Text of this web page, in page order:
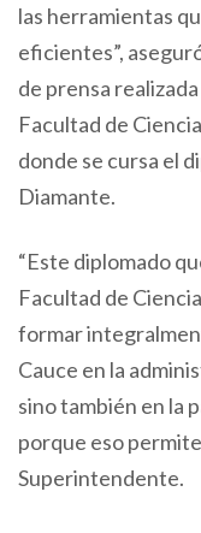
las herramientas
eficientes”,
de prensa
Facultad de
donde se cursa el
Diamante.
“Este diplomado
Facultad de
formar
Cauce en la
sino también en la
porque eso
Superintendente.